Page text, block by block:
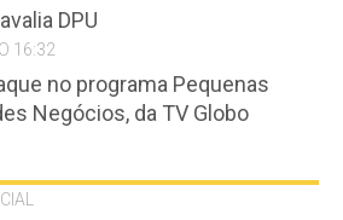
DPU
16:32
no programa Pequenas
Negócios, da TV Globo